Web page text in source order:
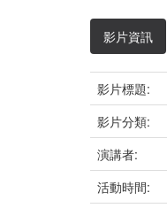
影片資訊
影片標題:
影片分類:
演講者:
活動時間: